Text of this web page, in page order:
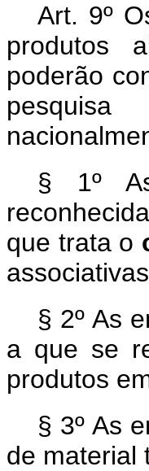
Art. 9º
produtos
poderão
§ 1º
que trata o
§ 2º As
a que se
produtos
§ 3º As
de material